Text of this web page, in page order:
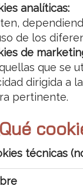
analíticas:
de los
de
que se
dirigida a
pertinente.
técnicas